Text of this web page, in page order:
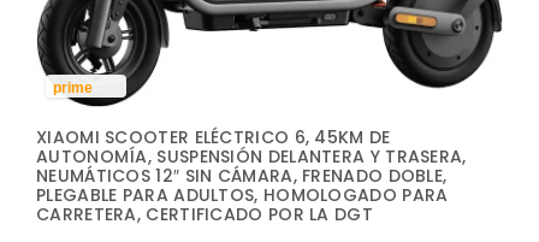
prime
XIAOMI SCOOTER ELÉCTRICO 6, 45KM DE
AUTONOMÍA, SUSPENSIÓN DELANTERA Y TRASERA,
NEUMÁTICOS 12″ SIN CÁMARA, FRENADO DOBLE,
PLEGABLE PARA ADULTOS, HOMOLOGADO PARA
CARRETERA, CERTIFICADO POR LA DGT